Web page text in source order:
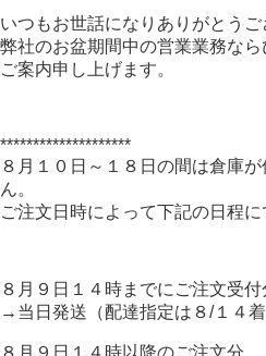
いつもお世話になりありがとうご
弊社のお盆期間中の営業業務な
ご案内申し上げます。
********************
８月１０日～１８日の間は倉庫
ん。
ご注文日時によって下記の日程に
８月９日１４時までにご注文受付
→当日発送（配達指定は８/１４着
８月９日１４時以降のご注文分